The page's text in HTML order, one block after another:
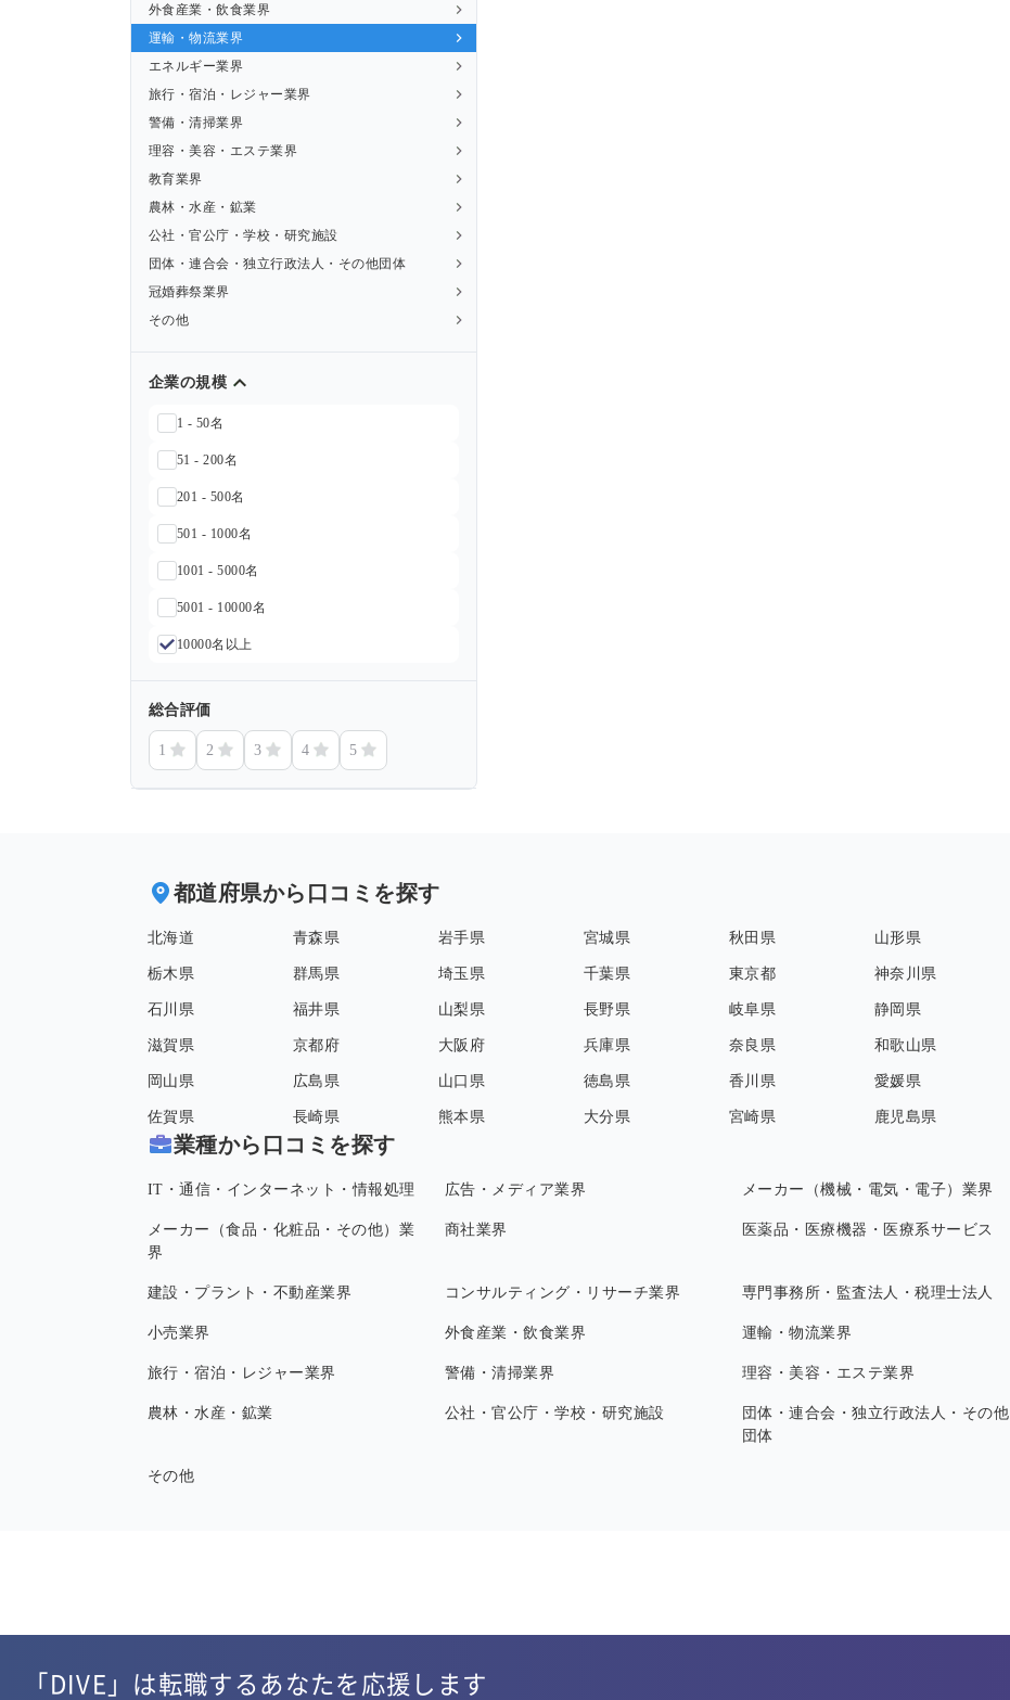
外食産業・飲食業界
運輸・物流業界
エネルギー業界
旅行・宿泊・レジャー業界
警備・清掃業界
理容・美容・エステ業界
教育業界
農林・水産・鉱業
公社・官公庁・学校・研究施設
団体・連合会・独立行政法人・その他団体
冠婚葬祭業界
その他
企業の規模
1 - 50名
51 - 200名
201 - 500名
501 - 1000名
1001 - 5000名
5001 - 10000名
10000名以上
総合評価
1 2 3 4 5
都道府県から口コミを探す
北海道 青森県 岩手県 宮城県 秋田県 山形県
栃木県 群馬県 埼玉県 千葉県 東京都 神奈川県
石川県 福井県 山梨県 長野県 岐阜県 静岡県
滋賀県 京都府 大阪府 兵庫県 奈良県 和歌山県
岡山県 広島県 山口県 徳島県 香川県 愛媛県
佐賀県 長崎県 熊本県 大分県 宮崎県 鹿児島県
業種から口コミを探す
IT・通信・インターネット・情報処理 広告・メディア業界 メーカー（機械・電気・電子）業界
メーカー（食品・化粧品・その他）業
界
商社業界 医薬品・医療機器・医療系サービス
建設・プラント・不動産業界 コンサルティング・リサーチ業界 専門事務所・監査法人・税理士法人
小売業界 外食産業・飲食業界 運輸・物流業界
旅行・宿泊・レジャー業界 警備・清掃業界 理容・美容・エステ業界
農林・水産・鉱業 公社・官公庁・学校・研究施設
団体・連合会・独立行政法人・その他
団体
その他
「DIVE」は転職するあなたを応援します